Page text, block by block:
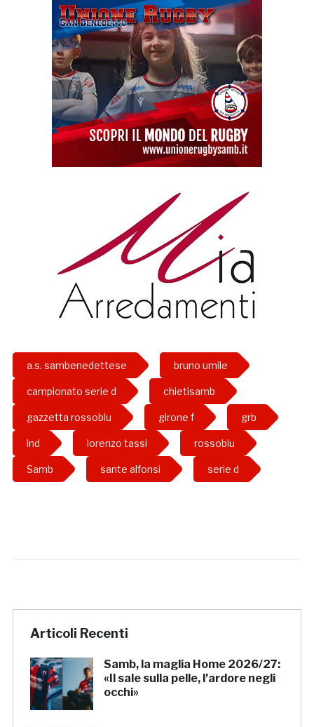
a.s. sambenedettese bruno umile
campionato serie d chietisamb
gazzetta rossoblu girone f grb
lnd lorenzo tassi rossoblu
Samb sante alfonsi serie d
Articoli Recenti
Samb, la maglia Home 2026/27:
«Il sale sulla pelle, l’ardore negli
occhi»